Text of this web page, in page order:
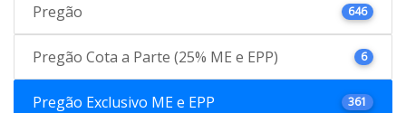
Pregão 646
Pregão Cota a Parte (25% ME e EPP) 6
Pregão Exclusivo ME e EPP 361